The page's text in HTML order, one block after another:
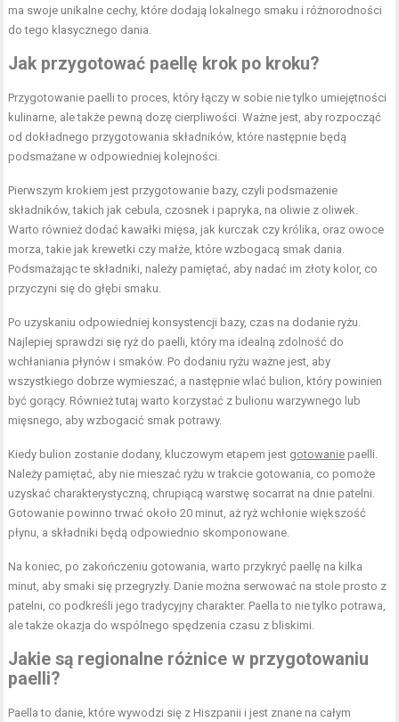
ma swoje unikalne cechy, które dodają lokalnego smaku i różnorodności
do tego klasycznego dania.
Jak przygotować paellę krok po kroku?
Przygotowanie paelli to proces, który łączy w sobie nie tylko umiejętności
kulinarne, ale także pewną dozę cierpliwości. Ważne jest, aby rozpocząć
od dokładnego przygotowania składników, które następnie będą
podsmażane w odpowiedniej kolejności.
Pierwszym krokiem jest przygotowanie bazy, czyli podsmażenie
składników, takich jak cebula, czosnek i papryka, na oliwie z oliwek.
Warto również dodać kawałki mięsa, jak kurczak czy królika, oraz owoce
morza, takie jak krewetki czy małże, które wzbogacą smak dania.
Podsmażając te składniki, należy pamiętać, aby nadać im złoty kolor, co
przyczyni się do głębi smaku.
Po uzyskaniu odpowiedniej konsystencji bazy, czas na dodanie ryżu.
Najlepiej sprawdzi się ryż do paelli, który ma idealną zdolność do
wchłaniania płynów i smaków. Po dodaniu ryżu ważne jest, aby
wszystkiego dobrze wymieszać, a następnie wlać bulion, który powinien
być gorący. Również tutaj warto korzystać z bulionu warzywnego lub
mięsnego, aby wzbogacić smak potrawy.
Kiedy bulion zostanie dodany, kluczowym etapem jest gotowanie paelli.
Należy pamiętać, aby nie mieszać ryżu w trakcie gotowania, co pomoże
uzyskać charakterystyczną, chrupiącą warstwę socarrat na dnie patelni.
Gotowanie powinno trwać około 20 minut, aż ryż wchłonie większość
płynu, a składniki będą odpowiednio skomponowane.
Na koniec, po zakończeniu gotowania, warto przykryć paellę na kilka
minut, aby smaki się przegryzły. Danie można serwować na stole prosto z
patelni, co podkreśli jego tradycyjny charakter. Paella to nie tylko potrawa,
ale także okazja do wspólnego spędzenia czasu z bliskimi.
Jakie są regionalne różnice w przygotowaniu
paelli?
Paella to danie, które wywodzi się z Hiszpanii i jest znane na całym